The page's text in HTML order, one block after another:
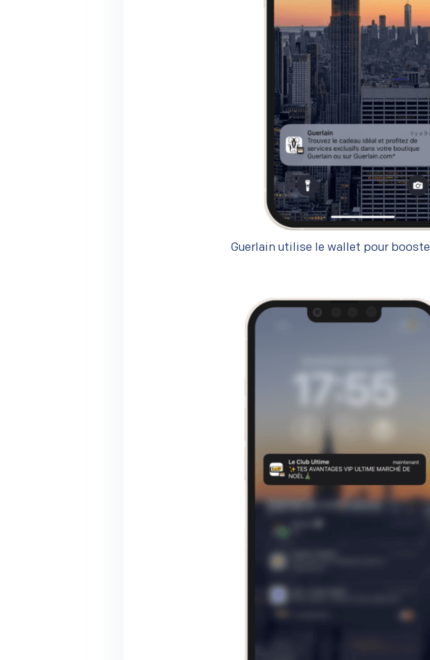
Guerlain utilise le wallet pour